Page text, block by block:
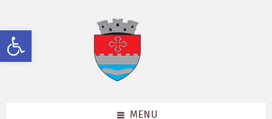
Deschide bara de unelte
content
left
sidebar
footer
MENU